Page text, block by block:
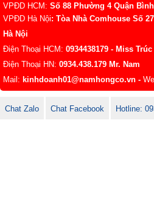
VPĐD HCM: Số 88 Phường 4 Quận Bình
VPĐD Hà Nội: Tòa Nhà Comhouse Số
Hà Nội
Điện Thoại HCM: 0934438179 - Miss Trúc
Điện Thoại HN: 0934.438.179 Mr. Nam
Mail: kinhdoanh01@namhongco.vn -
Chat Zalo Chat Facebook Hotline: